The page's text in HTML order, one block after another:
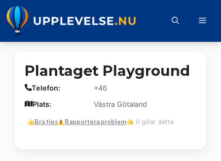
Hoppa
till
innehåll
Plantaget Playground
Telefon:
+46
Plats:
Västra Götaland
Bra tips Rapportera problem 0 gillar detta